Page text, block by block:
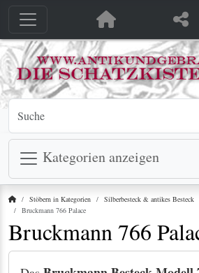
Kategorien anzeigen
StartseiteStöbern in Kategorien Silberbesteck & antikes Besteck
Bruckmann 766 Palace
Bruckmann 766